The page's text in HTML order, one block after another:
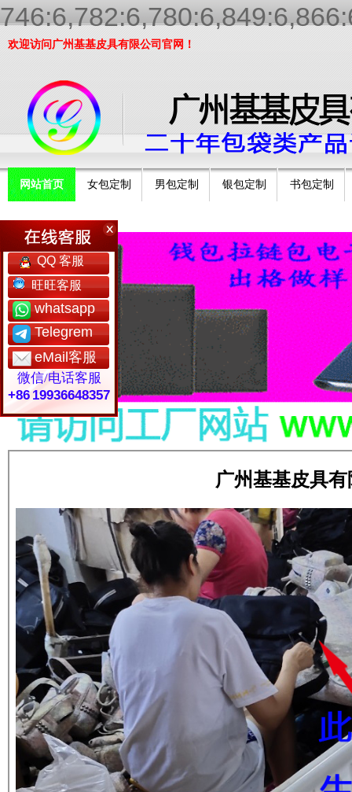
欢迎访问广州基基皮具有限公司官网！
网站首页 女包定制 男包定制 银包定制 书包定制
工厂简介
QQ 客服
旺旺客服
whatsapp
Telegrem
eMail客服
微信/电话客服
+86 19936648357